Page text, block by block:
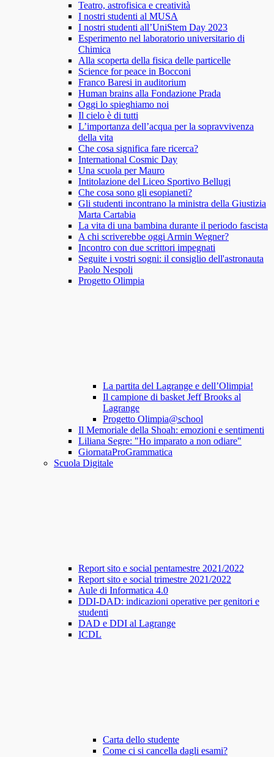
Teatro, astrofisica e creatività
I nostri studenti al MUSA
I nostri studenti all’UniStem Day 2023
Esperimento nel laboratorio universitario di
Chimica
Alla scoperta della fisica delle particelle
Science for peace in Bocconi
Franco Baresi in auditorium
Human brains alla Fondazione Prada
Oggi lo spieghiamo noi
Il cielo è di tutti
L’importanza dell’acqua per la sopravvivenza
della vita
Che cosa significa fare ricerca?
International Cosmic Day
Una scuola per Mauro
Intitolazione del Liceo Sportivo Bellugi
Che cosa sono gli esopianeti?
Gli studenti incontrano la ministra della Giustizia
Marta Cartabia
La vita di una bambina durante il periodo fascista
A chi scriverebbe oggi Armin Wegner?
Incontro con due scrittori impegnati
Seguite i vostri sogni: il consiglio dell'astronauta
Paolo Nespoli
Progetto Olimpia
La partita del Lagrange e dell’Olimpia!
Il campione di basket Jeff Brooks al
Lagrange
Progetto Olimpia@school
Il Memoriale della Shoah: emozioni e sentimenti
Liliana Segre: "Ho imparato a non odiare"
GiornataProGrammatica
Scuola Digitale
Report sito e social pentamestre 2021/2022
Report sito e social trimestre 2021/2022
Aule di Informatica 4.0
DDI-DAD: indicazioni operative per genitori e
studenti
DAD e DDI al Lagrange
ICDL
Carta dello studente
Come ci si cancella dagli esami?